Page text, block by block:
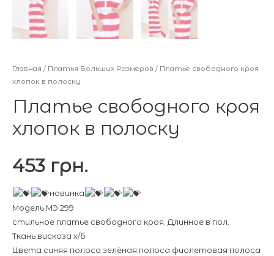
Главная / Платья Больших Размеров / Платье свободного кроя
хлопок в полоску
Платье свободного кроя
хлопок в полоску
453 грн.
новинка
Модель МЭ 299
стильное платье свободного кроя. Длинное в пол.
Ткань вискоза х/б
Цвета синяя полоса зелёная полоса фиолетовая полоса